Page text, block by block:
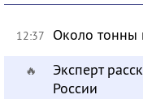
12:37 Около тонны
🔥
Эксперт
России